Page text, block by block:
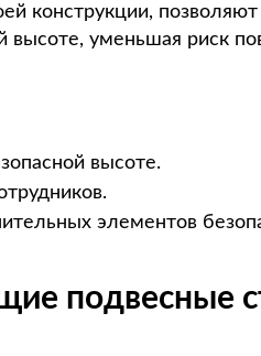
конструкции,
высоте, уменьшая риск
высоте.
элементов
подвесные